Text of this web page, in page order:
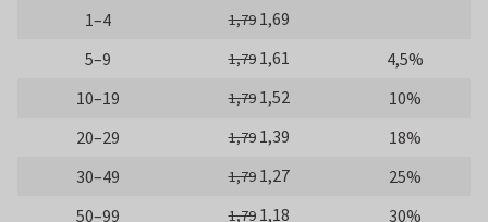
1–4
1,79 1,69
5–9
1,79 1,61
4,5%
10–19
1,79 1,52
10%
20–29
1,79 1,39
18%
30–49
1,79 1,27
25%
50–99
1,79 1,18
30%